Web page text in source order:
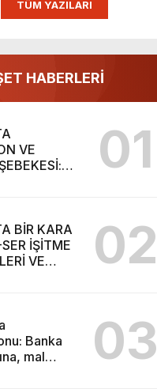
TÜM YAZILARI
HABERLERİ
VE
01
BİR KARA
İŞİTME
VE
02
Banka
mal
03